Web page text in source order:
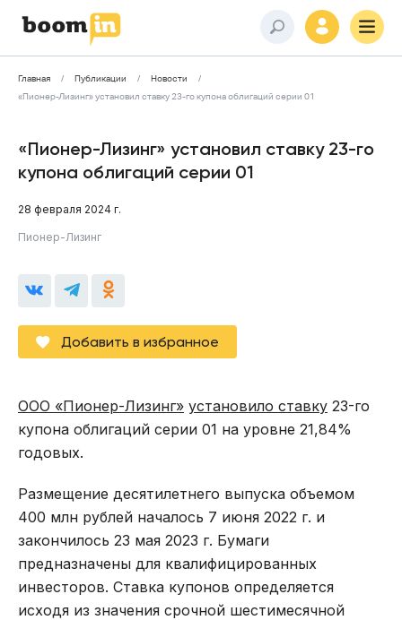
Главная Публикации
Новости
«Пионер-Лизинг» установил ставку 23-го купона облигаций серии 01
«Пионер-Лизинг» установил ставку 23-го
купона облигаций серии 01
28 февраля 2024 г.
Пионер-Лизинг
Добавить в избранное
ООО «Пионер-Лизинг» установило ставку 23-го
купона облигаций серии 01 на уровне 21,84%
годовых.
Размещение десятилетнего выпуска объемом
400 млн рублей началось 7 июня 2022 г. и
закончилось 23 мая 2023 г. Бумаги
предназначены для квалифицированных
инвесторов. Ставка купонов определяется
исходя из значения срочной шестимесячной